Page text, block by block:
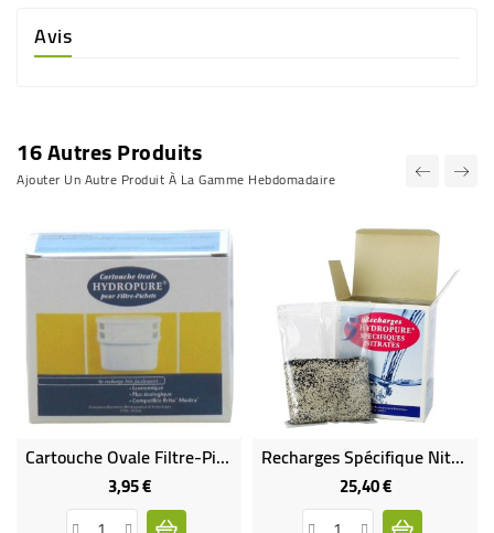
Avis
16 Autres Produits
Ajouter Un Autre Produit À La Gamme Hebdomadaire
Cartouche Ovale Filtre-Pichets
3,95 €Prix
Recharges Spécifique Nitrates Pour Pichet Filtreur X5
25,40 €Prix